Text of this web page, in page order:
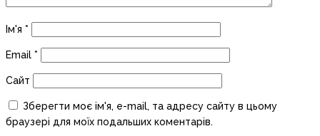
Ім'я *
Email *
Сайт
Зберегти моє ім'я, e-mail, та адресу сайту в цьому
браузері для моїх подальших коментарів.